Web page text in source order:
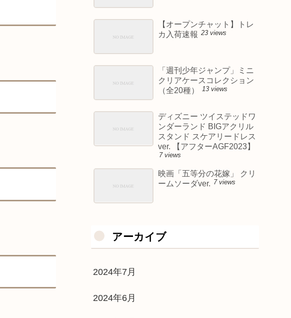
【オープンチャット】トレ
カ入荷速報 23 views
「週刊少年ジャンプ」ミニ
クリアケースコレクション
（全20種）
13 views
ディズニー ツイステッドワ
ンダーランド BIGアクリル
スタンド スケアリードレス
ver. 【アフターAGF2023】
7 views
映画「五等分の花嫁」 クリ
ームソーダver. 7 views
アーカイブ
2024年7月
2024年6月